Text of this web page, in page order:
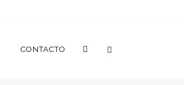
CONTACTO